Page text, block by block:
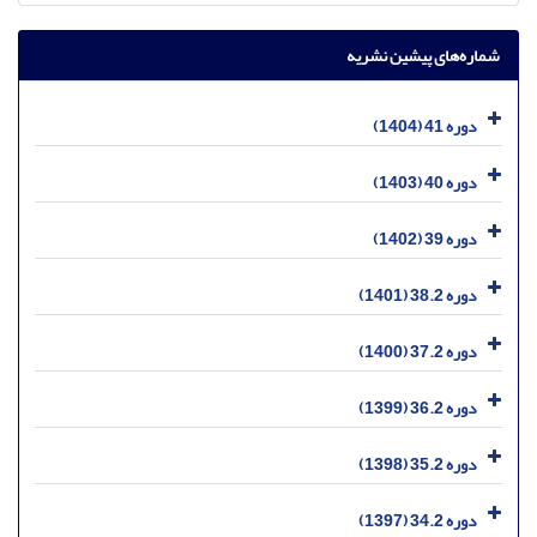
شماره‌های پیشین نشریه
دوره 41 (1404)
دوره 40 (1403)
دوره 39 (1402)
دوره 38.2 (1401)
دوره 37.2 (1400)
دوره 36.2 (1399)
دوره 35.2 (1398)
دوره 34.2 (1397)